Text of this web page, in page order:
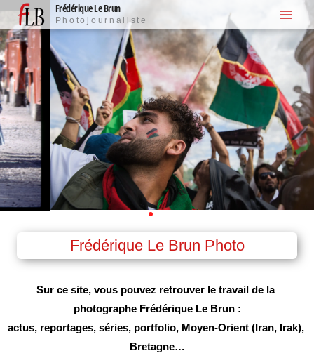
contenu
Frédérique Le Brun
Photojournaliste
Frédérique Le Brun Photo
Sur ce site, vous pouvez retrouver le travail de la
photographe Frédérique Le Brun :
actus, reportages, séries, portfolio, Moyen-Orient (Iran, Irak),
Bretagne…